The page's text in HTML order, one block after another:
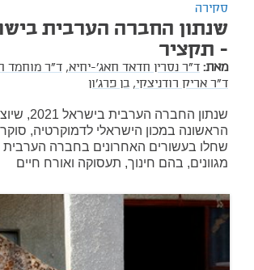
סקירה
- תקציר
מאת: ד"ר נסרין חדאד חאג'-יחיא, ד"ר מוחמד
ד"ר אריק רודניצקי, בן פרג'ון
שנתון החברה
הראשונה במכון הישראלי לדמוקרטיה, סוקר
שחלו בעשורים האחרונים בחברה
מגוונים, בהם חינוך, תעסוקה ואורח חיים